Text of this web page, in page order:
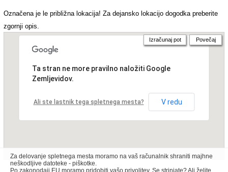
Označena je le približna lokacija! Za dejansko lokacijo dogodka preberite
zgornji opis.
Ta stran ne more pravilno naložiti Google
Zemljevidov.
Ali ste lastnik tega spletnega mesta? V redu
Izračunaj pot Povečaj
Za delovanje spletnega mesta moramo na vaš računalnik shraniti majhne
neškodljive datoteke - piškotke.
Po zakonodaji EU moramo pridobiti vašo privolitev. Se strinjate? Ali želite